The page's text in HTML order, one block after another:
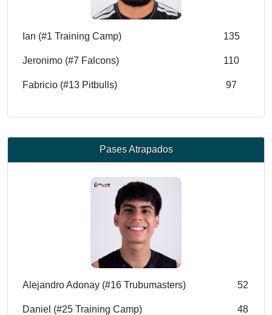
Ian (#1 Training Camp) 135
Jeronimo (#7 Falcons) 110
Fabricio (#13 Pitbulls) 97
Pases Atrapados
Alejandro Adonay (#16 Trubumasters) 52
Daniel (#25 Training Camp) 48